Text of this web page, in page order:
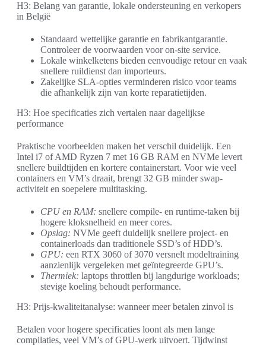
H3: Belang van garantie, lokale ondersteuning en verkopers
in België
Standaard wettelijke garantie en fabrikantgarantie.
Controleer de voorwaarden voor on-site service.
Lokale winkelketens bieden eenvoudige retour en vaak
snellere ruildienst dan importeurs.
Zakelijke SLA-opties verminderen risico voor teams
die afhankelijk zijn van korte reparatietijden.
H3: Hoe specificaties zich vertalen naar dagelijkse
performance
Praktische voorbeelden maken het verschil duidelijk. Een
Intel i7 of AMD Ryzen 7 met 16 GB RAM en NVMe levert
snellere buildtijden en kortere containerstart. Voor wie veel
containers en VM’s draait, brengt 32 GB minder swap-
activiteit en soepelere multitasking.
CPU en RAM: snellere compile- en runtime-taken bij
hogere kloksnelheid en meer cores.
Opslag: NVMe geeft duidelijk snellere project- en
containerloads dan traditionele SSD’s of HDD’s.
GPU: een RTX 3060 of 3070 versnelt modeltraining
aanzienlijk vergeleken met geïntegreerde GPU’s.
Thermiek: laptops throttlen bij langdurige workloads;
stevige koeling behoudt performance.
H3: Prijs-kwaliteitanalyse: wanneer meer betalen zinvol is
Betalen voor hogere specificaties loont als men lange
compilaties, veel VM’s of GPU-werk uitvoert. Tijdwinst